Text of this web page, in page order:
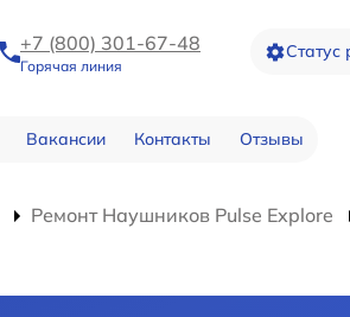
+7 (800) 301-67-48
Горячая линия
Статус
Вакансии Контакты Отзывы
Ремонт Наушников Pulse Explore